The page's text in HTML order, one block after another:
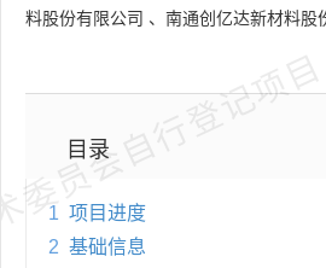
员会自行登记
料股份有限公司 、 南通创亿达新材料股
目录
1 项目进度
2 基础信息